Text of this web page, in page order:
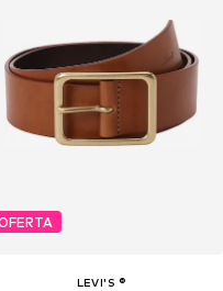
LEVI'S ®